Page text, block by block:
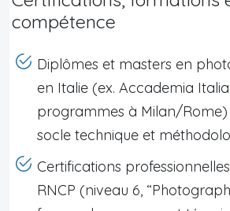
compétence
Diplômes et masters en
en Italie (ex. Accademia
programmes à Milan/Rome)
socle technique et
Certifications
RNCP (niveau 6,